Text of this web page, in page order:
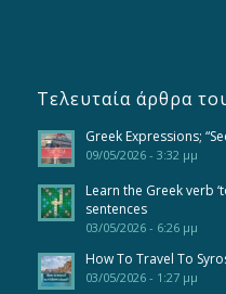
Τελευταία άρθρα
Greek Expressions;
09/05/2026 - 3:32 μμ
Learn the Greek verb
sentences
03/05/2026 - 6:26 μμ
How To Travel To
03/05/2026 - 1:27 μμ